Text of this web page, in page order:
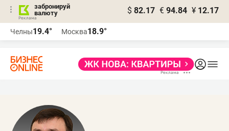
забронируй
валюту
$ 82.17 € 94.84 ¥ 12.17
Челны19.4° Москва18.9°